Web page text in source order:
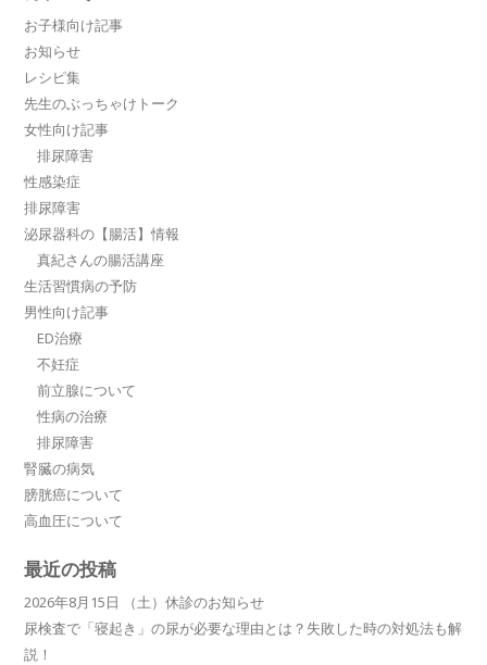
お子様向け記事
お知らせ
レシピ集
先生のぶっちゃけトーク
女性向け記事
排尿障害
性感染症
排尿障害
泌尿器科の【腸活】情報
真紀さんの腸活講座
生活習慣病の予防
男性向け記事
ED治療
不妊症
前立腺について
性病の治療
排尿障害
腎臓の病気
膀胱癌について
高血圧について
最近の投稿
2026年8月15日 （土）休診のお知らせ
尿検査で「寝起き」の尿が必要な理由とは？失敗した時の対処法も解
説！